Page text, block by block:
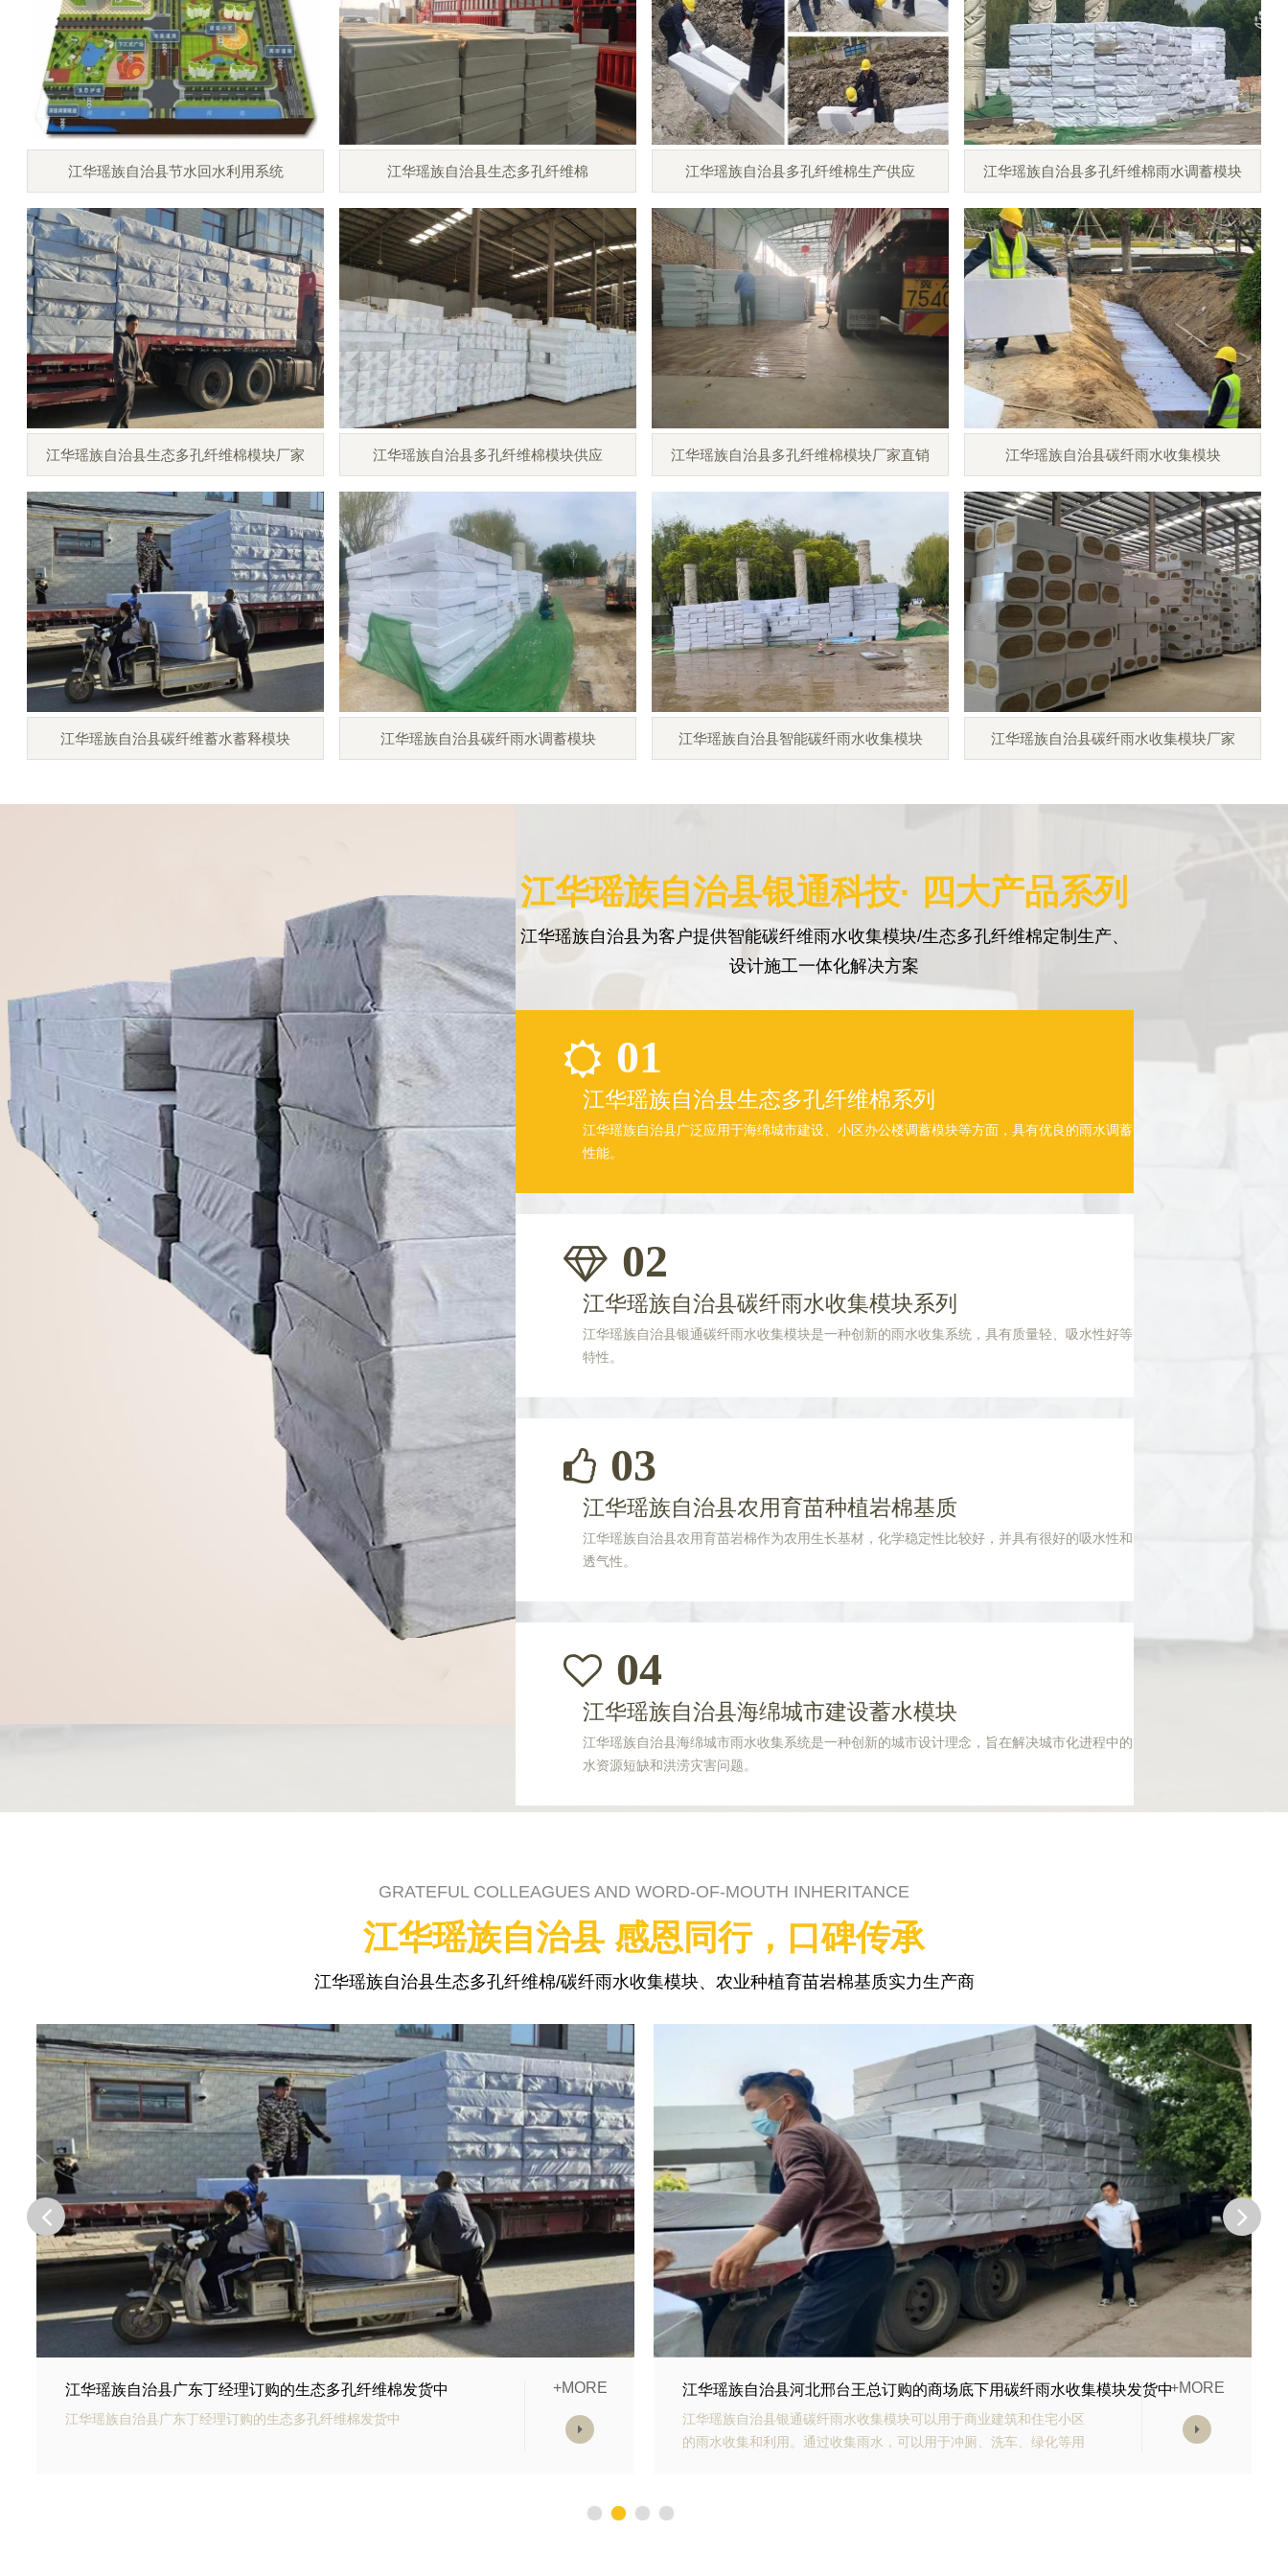
江华瑶族自治县节水回水利用系统 江华瑶族自治县生态多孔纤维棉 江华瑶族自治县多孔纤维棉生产供应 江华瑶族自治县多孔纤维棉雨水调蓄模块
江华瑶族自治县生态多孔纤维棉模块厂家 江华瑶族自治县多孔纤维棉模块供应 江华瑶族自治县多孔纤维棉模块厂家直销 江华瑶族自治县碳纤雨水收集模块
江华瑶族自治县碳纤维蓄水蓄释模块 江华瑶族自治县碳纤雨水调蓄模块 江华瑶族自治县智能碳纤雨水收集模块 江华瑶族自治县碳纤雨水收集模块厂家
江华瑶族自治县银通科技· 四大产品系列
江华瑶族自治县为客户提供智能碳纤维雨水收集模块/生态多孔纤维棉定制生产、
设计施工一体化解决方案
01
江华瑶族自治县生态多孔纤维棉系列
江华瑶族自治县广泛应用于海绵城市建设、小区办公楼调蓄模块等方面，具有优良的雨水调蓄
性能。
02
江华瑶族自治县碳纤雨水收集模块系列
江华瑶族自治县银通碳纤雨水收集模块是一种创新的雨水收集系统，具有质量轻、吸水性好等
特性。
03
江华瑶族自治县农用育苗种植岩棉基质
江华瑶族自治县农用育苗岩棉作为农用生长基材，化学稳定性比较好，并具有很好的吸水性和
透气性。
04
江华瑶族自治县海绵城市建设蓄水模块
江华瑶族自治县海绵城市雨水收集系统是一种创新的城市设计理念，旨在解决城市化进程中的
水资源短缺和洪涝灾害问题。
GRATEFUL COLLEAGUES AND WORD-OF-MOUTH INHERITANCE
江华瑶族自治县 感恩同行，口碑传承
江华瑶族自治县生态多孔纤维棉/碳纤雨水收集模块、农业种植育苗岩棉基质实力生产商
江华瑶族自治县河北邢台王总订购的商场底下用碳纤雨水收集模块发货中
江华瑶族自治县银通碳纤雨水收集模块可以用于商业建筑和住宅小区
+MORE 江华瑶族自治县山东青岛李经理订购的生态多孔纤维棉正在发货
江华瑶族自治县银通生态多孔纤维棉具有高强承载能力、高抗渗能
力、抗老化能力强、施工方便等优势。模块的顶部应设计有反冲洗装
+MORE